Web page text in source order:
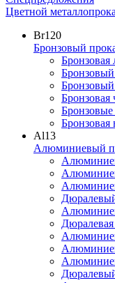
Цветной
Br120
Бронзовый
Бронзовая
Бронзовая
Бронзовая
Al13
Алюминиевый